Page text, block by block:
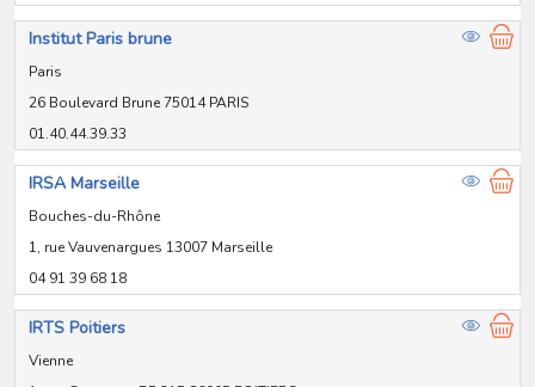
Institut Paris brune
Paris
26 Boulevard Brune 75014 PARIS
01.40.44.39.33
IRSA Marseille
Bouches-du-Rhône
1, rue Vauvenargues 13007 Marseille
04 91 39 68 18
IRTS Poitiers
Vienne